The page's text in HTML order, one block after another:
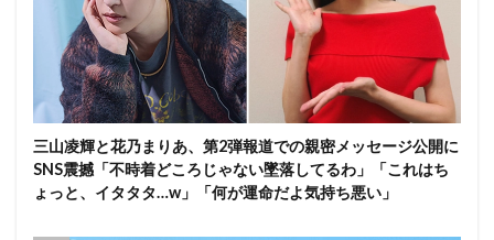
三山凌輝と花乃まりあ、第2弾報道での親密メッセージ公開に
SNS震撼「不時着どころじゃない墜落してるわ」「これはち
ょっと、イタタタ…w」「何が運命だよ気持ち悪い」